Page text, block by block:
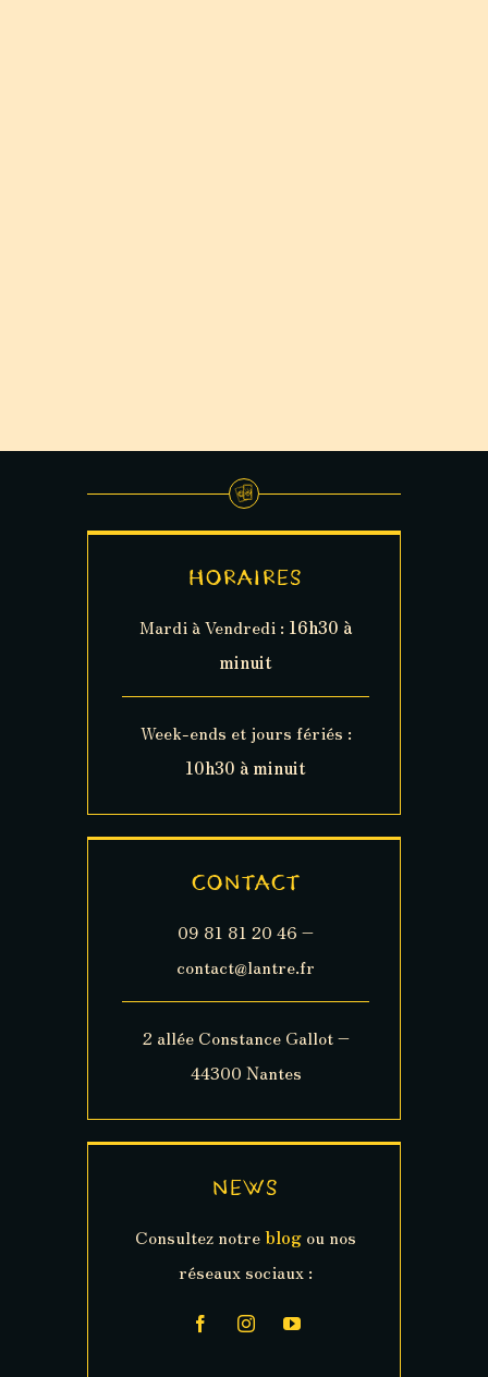
HORAIRES
Mardi à Vendredi : 16h30 à
minuit
Week-ends et jours fériés :
10h30 à minuit
CONTACT
09 81 81 20 46 –
contact@lantre.fr
2 allée Constance Gallot –
44300 Nantes
NEWS
Consultez notreblog ou nos
réseaux sociaux :